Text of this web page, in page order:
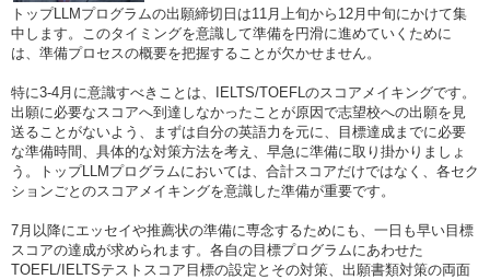
トップLLMプログラムの出願締切日は11月上旬から12月中旬にかけて集
中します。このタイミングを意識して準備を円滑に進めていくために
は、準備プロセスの概要を把握することが欠かせません。
特に3-4月に意識すべきことは、IELTS/TOEFLのスコアメイキングです。
出願に必要なスコアへ到達しなかったことが原因で志望校への出願を見
送ることがないよう、まずは自分の英語力を元に、目標達成までに必要
な準備時間、具体的な対策方法を考え、早急に準備に取り掛かりましょ
う。トップLLMプログラムにおいては、合計スコアだけではなく、各セク
ションごとのスコアメイキングを意識した準備が重要です。
7月以降にエッセイや推薦状の準備に専念するためにも、一日も早い目標
スコアの達成が求められます。各自の目標プログラムにあわせた
TOEFL/IELTSテストスコア目標の設定とその対策、出願書類対策の両面